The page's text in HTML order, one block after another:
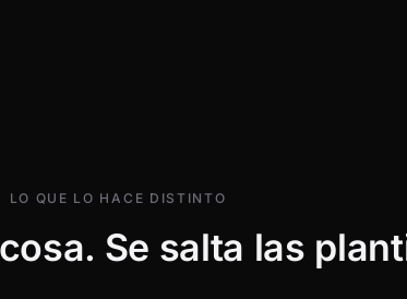
LO QUE LO HACE DISTINTO
Se salta las